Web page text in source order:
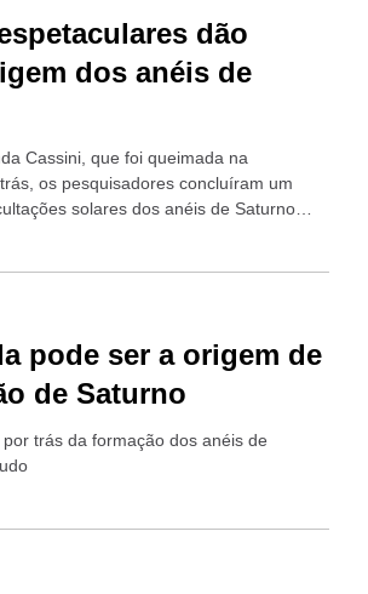
dão
dos anéis de
Cassini, que foi queimada na
os pesquisadores concluíram um
solares dos anéis de Saturno
pode ser a origem de
de Saturno
trás da formação dos anéis de